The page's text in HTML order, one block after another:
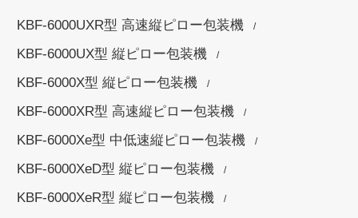
KBF-6000UXR型 高速縦ピロー包装機
KBF-6000UX型 縦ピロー包装機
KBF-6000X型 縦ピロー包装機
KBF-6000XR型 高速縦ピロー包装機
KBF-6000Xe型 中低速縦ピロー包装機
KBF-6000XeD型 縦ピロー包装機
KBF-6000XeR型 縦ピロー包装機